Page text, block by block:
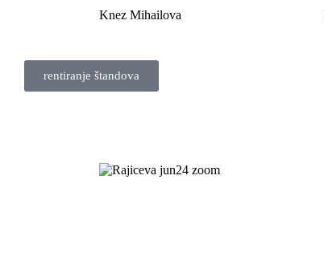
Knez Mihailova
rentiranje štandova